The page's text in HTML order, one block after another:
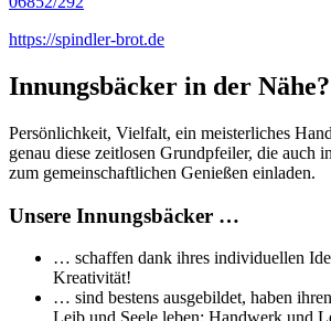
https://spindler-brot.de
Innungsbäcker in der Nähe?
Persönlichkeit, Vielfalt, ein meisterliches
genau diese zeitlosen Grundpfeiler, die
zum gemeinschaftlichen Genießen einladen.
Unsere Innungsbäcker …
… schaffen dank ihres individuellen
Kreativität!
… sind bestens ausgebildet, haben